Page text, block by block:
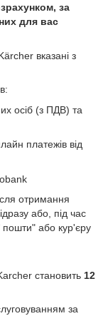
за
для вас
вказані з
осіб (з ПДВ) та
платежів від
отримання
або, під час
пошти" або кур'єру
становить 12
за